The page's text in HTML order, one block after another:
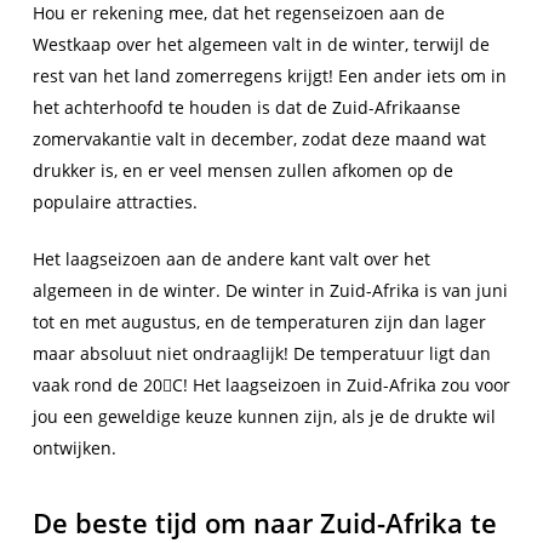
Hou er rekening mee, dat het regenseizoen aan de
Westkaap over het algemeen valt in de winter, terwijl de
rest van het land zomerregens krijgt! Een ander iets om in
het achterhoofd te houden is dat de Zuid-Afrikaanse
zomervakantie valt in december, zodat deze maand wat
drukker is, en er veel mensen zullen afkomen op de
populaire attracties.
Het laagseizoen aan de andere kant valt over het
algemeen in de winter. De winter in Zuid-Afrika is van juni
tot en met augustus, en de temperaturen zijn dan lager
maar absoluut niet ondraaglijk! De temperatuur ligt dan
vaak rond de 20C! Het laagseizoen in Zuid-Afrika zou voor
jou een geweldige keuze kunnen zijn, als je de drukte wil
ontwijken.
De beste tijd om naar Zuid-Afrika te